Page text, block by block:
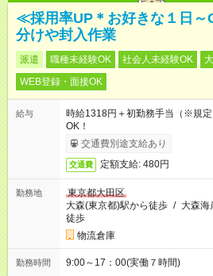
≪採用率UP＊お好きな１日
分けや封入作業
派遣 職種未経験OK 社会人未経験OK
WEB登録・面接OK
給与
時給1318円＋初勤務手当（※規
OK！
交通費別途支給あり
交通費 定額支給: 480円
勤務地
東京都大田区
大森(東京都)駅から徒歩 / 大森海
徒歩
物流倉庫
勤務時間 9:00～17：00(実働７時間)